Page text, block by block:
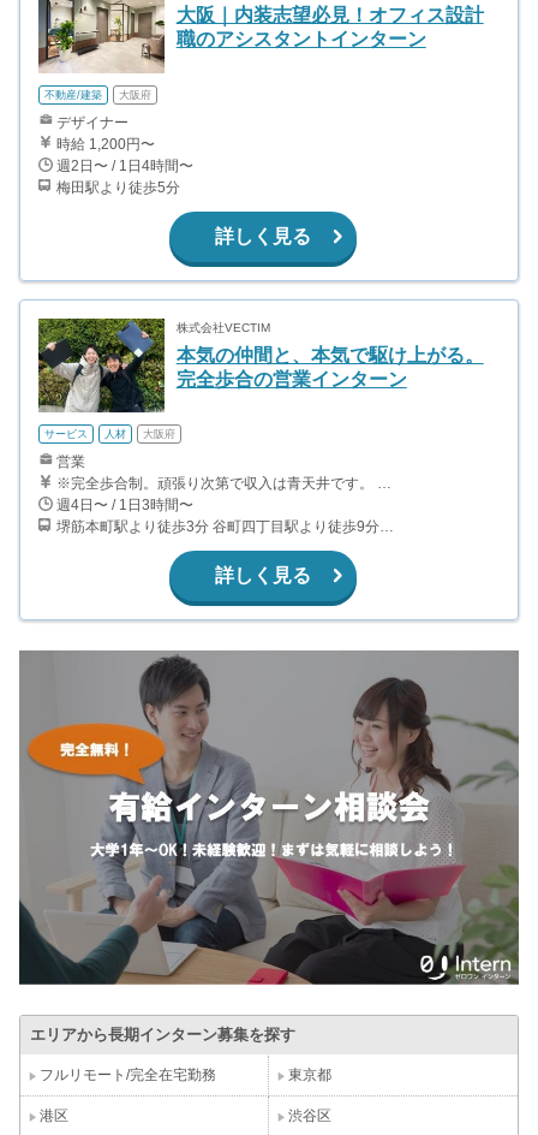
大阪｜内装志望必見！オフィス設計
職のアシスタントインターン
不動産/建築 大阪府
デザイナー
時給 1,200円〜
週2日〜 / 1日4時間〜
梅田駅より徒歩5分
詳しく見る
株式会社VECTIM
本気の仲間と、本気で駆け上がる。
完全歩合の営業インターン
サービス 人材 大阪府
営業
※完全歩合制。頑張り次第で収入は青天井です。 実際に月収100万円を達成している学生インターンも在籍しており、仲間と切磋琢磨しながら高い成果を出す文化が根付いています。 未経験からでも、社員・学生リーダーの研修と同行サポートがあるので、安心してチャレンジできます。
週4日〜 / 1日3時間〜
堺筋本町駅より徒歩3分 谷町四丁目駅より徒歩9分 本町駅より徒歩11分
詳しく見る
エリアから長期インターン募集を探す
フルリモート/完全在宅勤務 東京都
港区 渋谷区